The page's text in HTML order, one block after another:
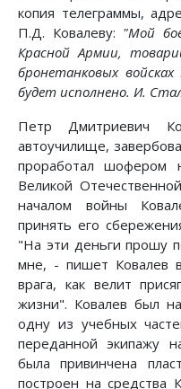
копия телеграммы,
П.Д. Ковалеву: "Мой
Красной Армии,
бронетанковых
будет исполнено. И.
Петр Дмитриевич
автоучилище,
проработал шофером
Великой
началом войны
принять его
"На эти деньги прошу
мне, - пишет Ковалев
врага, как велит
жизни". Ковалев был
одну из учебных
переданной экипажу
была привинчена
построен на